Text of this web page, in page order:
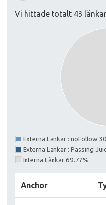
Vi hittade totalt 43
Externa Länkar : noFollow
Externa Länkar : Passing
Interna Länkar 69.77%
Anchor